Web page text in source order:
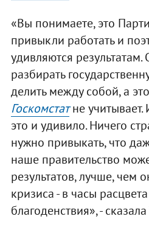
«Вы понимаете, это
привыкли работать и
удивляются
разбирать
делить между собой, а
Госкомстатне учитывает.
это и удивило. Ничего
нужно привыкать, что
наше правительство
результатов, лучше, чем
кризиса - в часы
благоденствия», -